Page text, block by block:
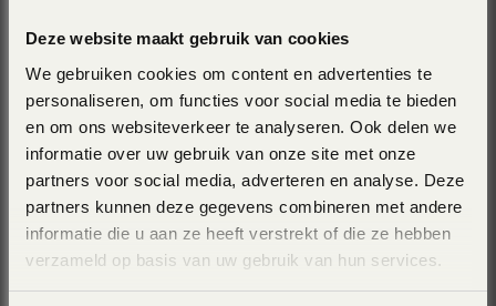
Deze website maakt gebruik van cookies
We gebruiken cookies om content en advertenties te
personaliseren, om functies voor social media te bieden
en om ons websiteverkeer te analyseren. Ook delen we
informatie over uw gebruik van onze site met onze
partners voor social media, adverteren en analyse. Deze
partners kunnen deze gegevens combineren met andere
informatie die u aan ze heeft verstrekt of die ze hebben
verzameld op basis van uw gebruik van hun services.
loonbedrijven die veel vierkante balen wil maken en een
echte betrouwbare machine wil. Ik zou zeggen: kies voor
deze KUHN!”.